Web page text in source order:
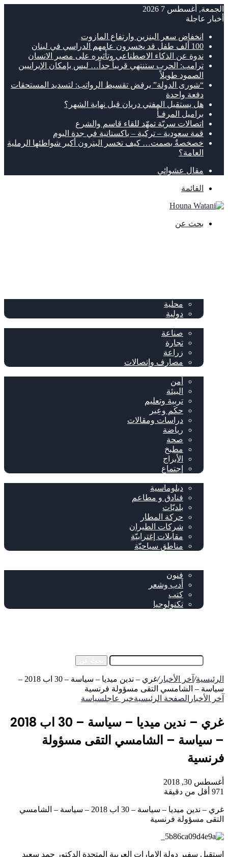
الجمعة, أغسطس 7 2026
أخبار عاجلة
انخفاض سعر البنزين وارتفاع المازوت
100 ألف طفل قد يخسرون عامهم الدراسي في لبنان
ندوة عن الذكاء الاصطناعي وتأثيره على مصير الانسان
ترامب: الحرب ستنتهي قريباً جداً… ليس بإمكان الإيرانيين
الصمود طويلاً
“شورى الدولة” يرفض تقسيط الرواتب: لتسديد المستحقات
دفعة واحدة
هل يستقيل المفتي دريان قبل نهاية الشهر؟
براميل المرفـأ
اتصالات سريّة تمهّد للقاء قاسم والشرع
قمة سعودية – تركية – باكستانية في جدة اليوم
خصخصةٌ بصمت… كيف تخسر البترون أكبر شواطئها الرملية
العامة؟
مقال عشوائي
القائمة
بحث عن
محلية
دولية
صناعة
تجارة
زراعة
مصارف وإتصالات
أمن
البيئة
تربية وتعليم
حكَم وعِبر
دراسات ومقالات
رياضة
صحة
مطبخ
الأبراج
إجتماع
دبلوماسية
فنادق و مطاعم
بلديّات
حركة المطار
شركات الطيران
مقابلات إغترابيّة
مناطق سياحيّة
فنون
أدب وشعر
كتب
تكنولوجيا
الرئيسية/ آخر الأخبار/
غري – ندين ميديا – سياسة – 30 اب 2018 –
سياسة – الشامسي التقى مسؤولة فرنسية
آخر الأخبار الصفحة الرئيسيةخبر عاجلسياسة
غري – ندين ميديا – سياسة – 30 اب 2018
– سياسة – الشامسي التقى مسؤولة
فرنسية
أغسطس 30, 2018
971 أقل من دقيقة
غري – ندين ميديا – سياسة – 30 اب 2018 – سياسة – الشامسي
التقى مسؤولة فرنسية
استقبل سفير دولة الامارات العربية المتحدة الدكتور حمد سعيد